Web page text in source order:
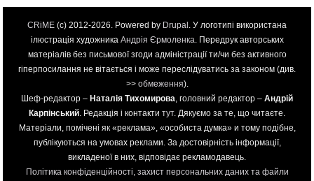
CRiME (c) 2012-2026. Powered by Drupal . У логотипі використана
ілюстрація художника Андрія Єрмоленка. Передрук авторських
матеріалів без письмової згоди адміністрації ти/чи без активного
гіперпосилання не вітається і може переслідуватись за законом (див.
>> обмеження).
Шеф-редактор – Наталія Тихомирова, головний редактор – Андрій
Карпінський. Редакція і контакти тут. Дякуємо за те, що читаєте.
Матеріали, помічені як «реклама», «особиста думка» и тому подібне,
публікуються на умовах реклами. За достовірність інформації,
викладеної в них, відповідає рекламодавець.
Політика конфіденційності, захист персональних даних та файли